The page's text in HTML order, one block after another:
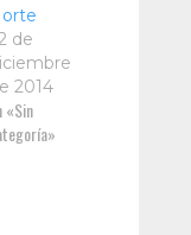
de
2014
«Sin